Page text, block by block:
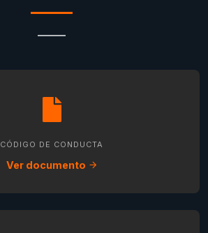
CÓDIGO DE CONDUCTA
Ver documento